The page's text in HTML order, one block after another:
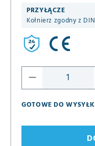
PRZYŁĄCZE
Kołnierz zgodny z
GOTOWE DO